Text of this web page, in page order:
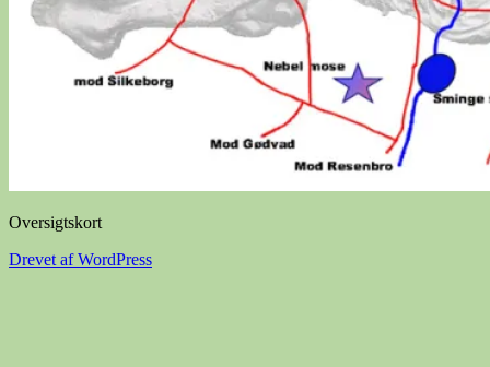
Oversigtskort
Drevet af WordPress